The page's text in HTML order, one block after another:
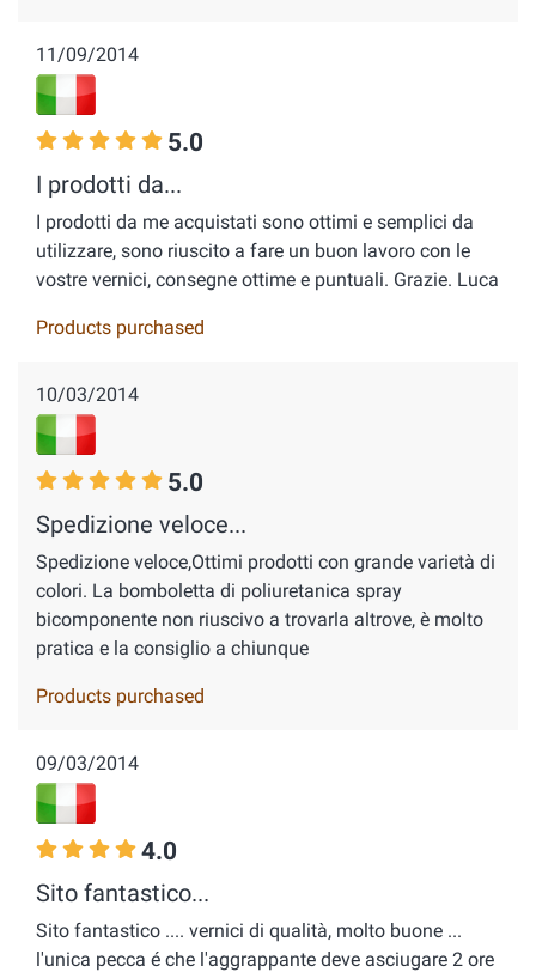
11/09/2014
5.0
I prodotti da...
I prodotti da me acquistati sono ottimi e semplici da
utilizzare, sono riuscito a fare un buon lavoro con le
vostre vernici, consegne ottime e puntuali. Grazie. Luca
Products purchased
10/03/2014
5.0
Spedizione veloce...
Spedizione veloce,Ottimi prodotti con grande varietà di
colori. La bomboletta di poliuretanica spray
bicomponente non riuscivo a trovarla altrove, è molto
pratica e la consiglio a chiunque
Products purchased
09/03/2014
4.0
Sito fantastico...
Sito fantastico .... vernici di qualità, molto buone ...
l'unica pecca é che l'aggrappante deve asciugare 2 ore